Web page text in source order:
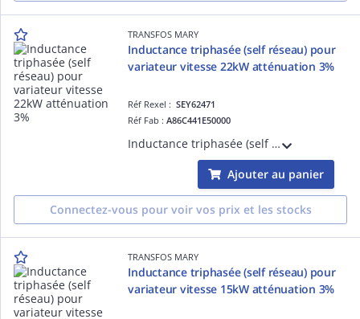
TRANSFOS MARY
Inductance triphasée (self réseau) pour
variateur vitesse 22kW atténuation 3%
Réf Rexel :SEY62471
Réf Fab :A86C441E50000
Inductance triphasée (self de réseau) pour variateur de vitesse 22kW ( Moteur triphasé 380-415V ) - Tx d'atténuation 3% - L=0,59mH - I=50A - Bornes 16mm2 - IP00
Ajouter au panier
Connectez-vous pour voir vos prix et les stocks
TRANSFOS MARY
Inductance triphasée (self réseau) pour
variateur vitesse 15kW atténuation 3%